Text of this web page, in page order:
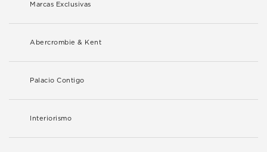
Marcas Exclusivas
Abercrombie & Kent
Palacio Contigo
Interiorismo